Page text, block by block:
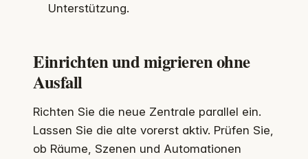
Unterstützung.
Einrichten und migrieren ohne
Ausfall
Richten Sie die neue Zentrale parallel ein.
Lassen Sie die alte vorerst aktiv. Prüfen Sie,
ob Räume, Szenen und Automationen